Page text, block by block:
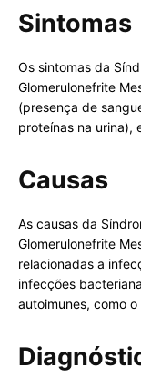
Sintomas
Os sintomas da
Glomerulonefrite
(presença de
proteínas na urina),
Causas
As causas da
Glomerulonefrite
relacionadas a
infecções
autoimunes, como o